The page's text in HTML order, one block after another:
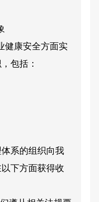
健康安全方面实
包括：
系的组织向我
下方面获得收